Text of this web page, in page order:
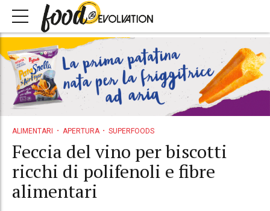
ALIMENTARI APERTURA SUPERFOODS
Feccia del vino per biscotti
ricchi di polifenoli e fibre
alimentari